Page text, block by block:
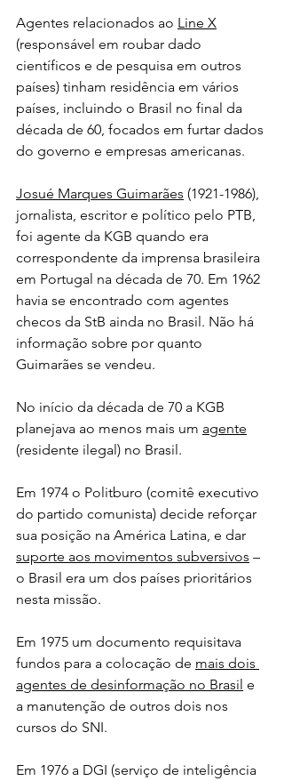
Agentes relacionados ao Line X
(responsável em roubar dado
científicos e de pesquisa em outros
países) tinham residência em vários
países, incluindo o Brasil no final da
década de 60, focados em furtar dados
do governo e empresas americanas.
Josué Marques Guimarães (1921-1986),
jornalista, escritor e político pelo PTB,
foi agente da KGB quando era
correspondente da imprensa brasileira
em Portugal na década de 70. Em 1962
havia se encontrado com agentes
checos da StB ainda no Brasil. Não há
informação sobre por quanto
Guimarães se vendeu.
No início da década de 70 a KGB
planejava ao menos mais um agente
(residente ilegal) no Brasil.
Em 1974 o Politburo (comitê executivo
do partido comunista) decide reforçar
sua posição na América Latina, e dar
suporte aos movimentos subversivos –
o Brasil era um dos países prioritários
nesta missão.
Em 1975 um documento requisitava
fundos para a colocação de mais dois
agentes de desinformação no Brasil e
a manutenção de outros dois nos
cursos do SNI.
Em 1976 a DGI (serviço de inteligência